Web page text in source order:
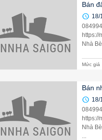
Bán
18/
Nhà
Mức giá
Bán
18/
Nhà
...